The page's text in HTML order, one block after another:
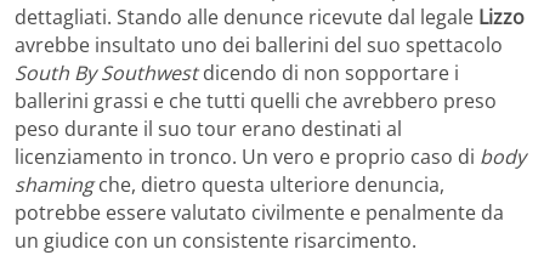
dettagliati. Stando alle denunce ricevute dal legale Lizzo
avrebbe insultato uno dei ballerini del suo spettacolo
South By Southwestdicendo di non sopportare i
ballerini grassi e che tutti quelli che avrebbero preso
peso durante il suo tour erano destinati al
licenziamento in tronco. Un vero e proprio caso di body
shamingche, dietro questa ulteriore denuncia,
potrebbe essere valutato civilmente e penalmente da
un giudice con un consistente risarcimento.